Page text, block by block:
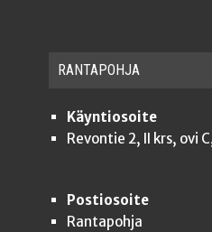
RAN­TA­POH­JA
Käyntiosoite
Revontie 2, II krs, ovi
Postiosoite
Rantapohja